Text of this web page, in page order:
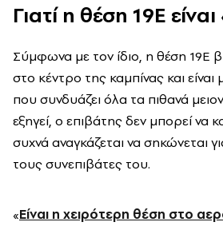
Γιατί η θέση 19E
Σύμφωνα με τον ίδιο, η θέση 19E
στο κέντρο της καμπίνας και
που συνδυάζει όλα τα πιθανά
εξηγεί, ο επιβάτης δεν μπορεί να
συχνά αναγκάζεται να σηκώνεται
τους συνεπιβάτες του.
«Είναι η χειρότερη θέση στο